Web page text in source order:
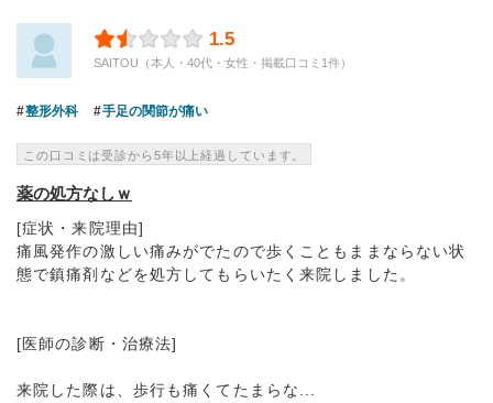
1.5
SAITOU（本人・40代・女性・掲載口コミ1件）
整形外科 手足の関節が痛い
この口コミは受診から5年以上経過しています。
薬の処方なしｗ
[症状・来院理由]
痛風発作の激しい痛みがでたので歩くこともままならない状
態で鎮痛剤などを処方してもらいたく来院しました。
[医師の診断・治療法]
来院した際は、歩行も痛くてたまらな...